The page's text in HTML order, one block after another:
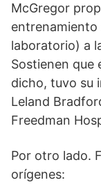
McGregor
laboratorio) a
Sostienen que
dicho, tuvo su
Leland
Freedman
Por otro lado.
orígenes: